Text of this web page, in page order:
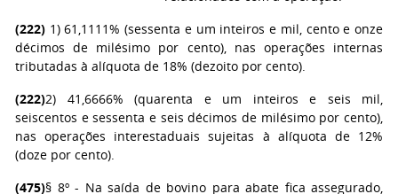
(222) 1) 61,1111% (sessenta e um inteiros e mil, cento e onze
décimos de milésimo por cento), nas operações internas
tributadas à alíquota de 18% (dezoito por cento).
(222)2) 41,6666% (quarenta e um inteiros e seis mil,
seiscentos e sessenta e seis décimos de milésimo por cento),
nas operações interestaduais sujeitas à alíquota de 12%
(doze por cento).
(475)§ 8º - Na saída de bovino para abate fica assegurado,